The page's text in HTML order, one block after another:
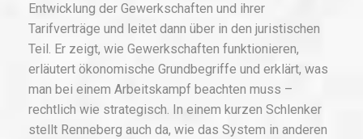
Entwicklung der Gewerkschaften und ihrer
Tarifverträge und leitet dann über in den juristischen
Teil. Er zeigt, wie Gewerkschaften funktionieren,
erläutert ökonomische Grundbegriffe und erklärt, was
man bei einem Arbeitskampf beachten muss –
rechtlich wie strategisch. In einem kurzen Schlenker
stellt Renneberg auch da, wie das System in anderen